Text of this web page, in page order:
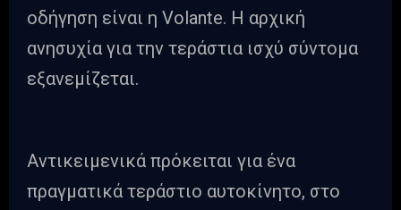
οδήγηση είναι η Volante. Η αρχική
ανησυχία για την τεράστια ισχύ σύντομα
εξανεμίζεται.
Αντικειμενικά πρόκειται για ένα
πραγματικά τεράστιο αυτοκίνητο, στο